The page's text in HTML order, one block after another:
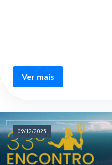
Ver mais
09/12/2025